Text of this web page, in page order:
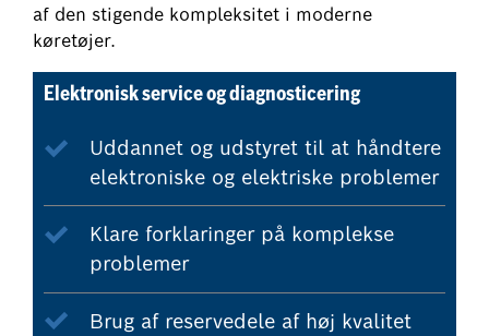
af den stigende kompleksitet i moderne
køretøjer.
Elektronisk service og diagnosticering
Uddannet og udstyret til at håndtere
elektroniske og elektriske problemer
Klare forklaringer på komplekse
problemer
Brug af reservedele af høj kvalitet